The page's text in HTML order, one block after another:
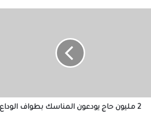
جمهورية اليونان
2 مليون حاج يودعون المناسك بطواف الوداع